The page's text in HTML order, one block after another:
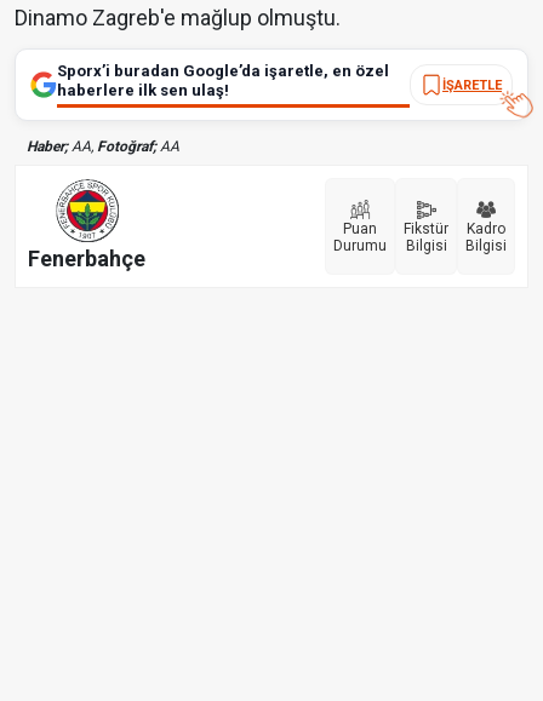
Dinamo Zagreb'e mağlup olmuştu.
Sporx’i buradan Google’da işaretle, en özel
haberlere ilk sen ulaş!
İŞARETLE
Haber;AA, Fotoğraf;AA
Fenerbahçe
Puan
Durumu
Fikstür
Bilgisi
Kadro
Bilgisi